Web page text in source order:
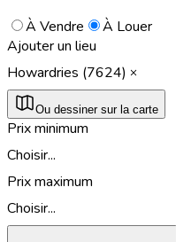
À Vendre
À Louer
Ajouter un lieu
Howardries (7624)
Ou dessiner sur la carte
Prix minimum
Choisir...
Prix maximum
Choisir...